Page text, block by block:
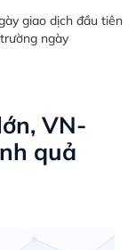
VN-
quả
giao dịch đầu tiên
ngày